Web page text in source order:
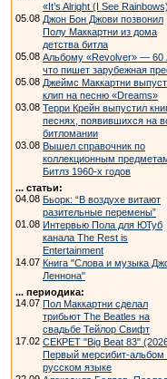
«It’s Alright (I See
05.08 Джон Бон Джови позвонил
Полу Маккартни из дома
детства битла
05.08 Альбому «Revolver» — 60
что пишет зарубежная
05.08 Джеймс Маккартни
клип на песню «Dreams»
03.08 Терри Крейн выпустил
песнях, появившихся на
битломании
03.08 Вышел справочник по
коллекционным
Битлз 1960-х годов
... статьи:
04.08 Бьорк: “В воздухе витают
разительные перемены”
01.08 Интервью Пола для ЮТуб
канала The Rest is
Entertainment
14.07 Книга "Слова и музыка
Леннона"
... периодика:
14.07 Пол Маккартни сделал
трибьют The Beatles на
свадьбе Тейлор Свифт
17.02 СЕКРЕТ "Big Beat 83"
Первый мерсибит-альбом
русском языке